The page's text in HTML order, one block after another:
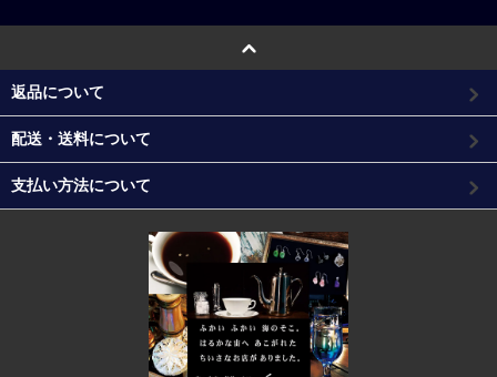
返品について
配送・送料について
支払い方法について